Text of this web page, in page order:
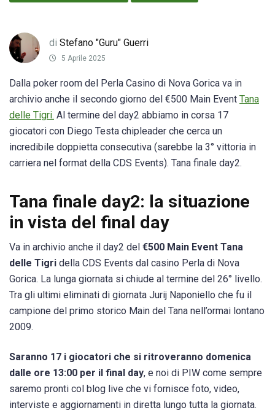
di Stefano "Guru" Guerri
5 Aprile 2025
Dalla poker room del Perla Casino di Nova Gorica va in
archivio anche il secondo giorno del €500 Main Event Tana
delle Tigri. Al termine del day2 abbiamo in corsa 17
giocatori con Diego Testa chipleader che cerca un
incredibile doppietta consecutiva (sarebbe la 3° vittoria in
carriera nel format della CDS Events). Tana finale day2.
Tana finale day2: la situazione
in vista del final day
Va in archivio anche il day2 del €500 Main Event Tana
delle Tigri della CDS Events dal casino Perla di Nova
Gorica. La lunga giornata si chiude al termine del 26° livello.
Tra gli ultimi eliminati di giornata Jurij Naponiello che fu il
campione del primo storico Main del Tana nell’ormai lontano
2009.
Saranno 17 i giocatori che si ritroveranno domenica
dalle ore 13:00 per il final day, e noi di PIW come sempre
saremo pronti col blog live che vi fornisce foto, video,
interviste e aggiornamenti in diretta lungo tutta la giornata.